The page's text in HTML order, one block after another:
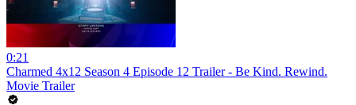
0:21
Charmed 4x12 Season 4 Episode 12 Trailer - Be Kind. Rewind.
Movie Trailer